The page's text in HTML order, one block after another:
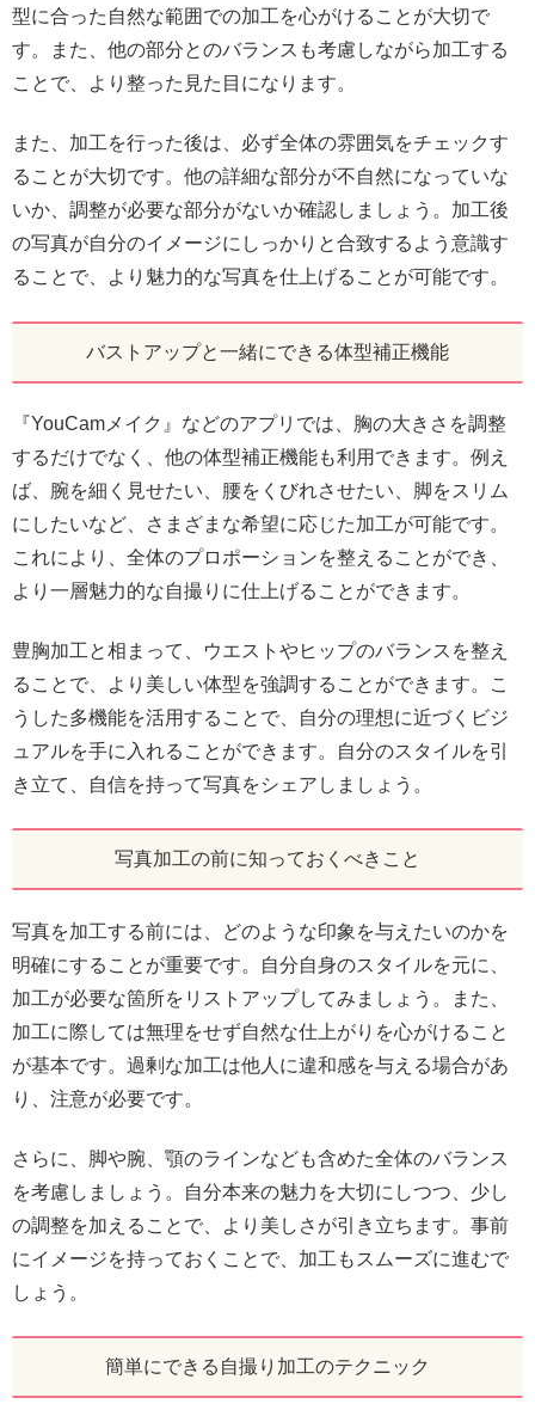
型に合った自然な範囲での加工を心がけることが大切で
す。また、他の部分とのバランスも考慮しながら加工する
ことで、より整った見た目になります。
また、加工を行った後は、必ず全体の雰囲気をチェックす
ることが大切です。他の詳細な部分が不自然になっていな
いか、調整が必要な部分がないか確認しましょう。加工後
の写真が自分のイメージにしっかりと合致するよう意識す
ることで、より魅力的な写真を仕上げることが可能です。
バストアップと一緒にできる体型補正機能
『YouCamメイク』などのアプリでは、胸の大きさを調整
するだけでなく、他の体型補正機能も利用できます。例え
ば、腕を細く見せたい、腰をくびれさせたい、脚をスリム
にしたいなど、さまざまな希望に応じた加工が可能です。
これにより、全体のプロポーションを整えることができ、
より一層魅力的な自撮りに仕上げることができます。
豊胸加工と相まって、ウエストやヒップのバランスを整え
ることで、より美しい体型を強調することができます。こ
うした多機能を活用することで、自分の理想に近づくビジ
ュアルを手に入れることができます。自分のスタイルを引
き立て、自信を持って写真をシェアしましょう。
写真加工の前に知っておくべきこと
写真を加工する前には、どのような印象を与えたいのかを
明確にすることが重要です。自分自身のスタイルを元に、
加工が必要な箇所をリストアップしてみましょう。また、
加工に際しては無理をせず自然な仕上がりを心がけること
が基本です。過剰な加工は他人に違和感を与える場合があ
り、注意が必要です。
さらに、脚や腕、顎のラインなども含めた全体のバランス
を考慮しましょう。自分本来の魅力を大切にしつつ、少し
の調整を加えることで、より美しさが引き立ちます。事前
にイメージを持っておくことで、加工もスムーズに進むで
しょう。
簡単にできる自撮り加工のテクニック